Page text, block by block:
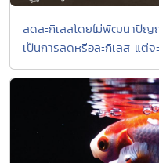
ลดละกิเลสโดยไม่พัฒนาปัญ
เป็นการลดหรือละกิเลส แต่